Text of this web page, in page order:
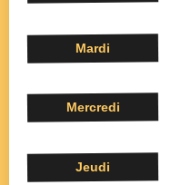
Mardi
Mercredi
Jeudi